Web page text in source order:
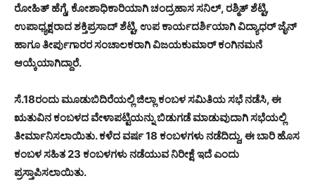
ರೋಹಿತ್ ಹೆಗ್ಡೆ, ಕೋಶಾಧಿಕಾರಿಯಾಗಿ ಚಂದ್ರಹಾಸ ಸನಿಲ್, ರಶ್ಮಿತ್ ಶೆಟ್ಟಿ,
ಉಪಾಧ್ಯಕ್ಷರಾದ ಶಕ್ತಿಪ್ರಸಾದ್ ಶೆಟ್ಟಿ, ಉಪ ಕಾರ್ಯದರ್ಶಿಯಾಗಿ ವಿದ್ಯಾಧರ್ ಜೈನ್
ಹಾಗೂ ತೀರ್ಪುಗಾರರ ಸಂಚಾಲಕರಾಗಿ ವಿಜಯಕುಮಾರ್ ಕಂಗಿನಮನೆ
ಆಯ್ಕೆಯಾಗಿದ್ದಾರೆ.
ಸೆ.18ರಂದು ಮೂಡುಬಿದಿರೆಯಲ್ಲಿ ಜಿಲ್ಲಾ ಕಂಬಳ ಸಮಿತಿಯ ಸಭೆ ನಡೆಸಿ, ಈ
ಋತುವಿನ ಕಂಬಳದ ವೇಳಾಪಟ್ಟಿಯನ್ನು ಬಿಡುಗಡೆ ಮಾಡುವುದಾಗಿ ಸಭೆಯಲ್ಲಿ
ತೀರ್ಮಾನಿಸಲಾಯಿತು. ಕಳೆದ ವರ್ಷ 18 ಕಂಬಳಗಳು ನಡೆದಿದ್ದು, ಈ ಬಾರಿ ಹೊಸ
ಕಂಬಳ ಸಹಿತ 23 ಕಂಬಳಗಳು ನಡೆಯುವ ನಿರೀಕ್ಷೆ ಇದೆ ಎಂದು
ಪ್ರಸ್ತಾಪಿಸಲಾಯಿತು.